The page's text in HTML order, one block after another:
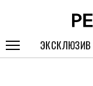
ЭКСКЛЮЗИВ